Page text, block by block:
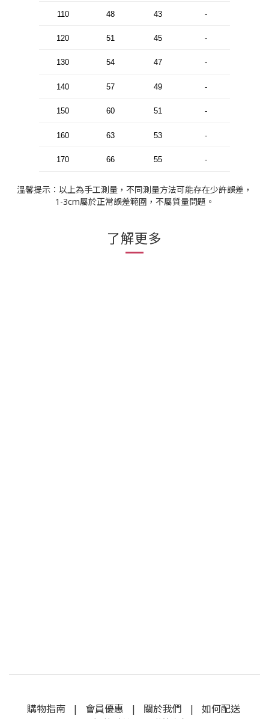
110 48 43 -
120 51 45 -
130 54 47 -
140 57 49 -
150 60 51 -
160 63 53 -
170 66 55 -
溫馨提示：以上為手工測量，不同測量方法可能存在少許誤差，
1-3cm屬於正常誤差範圍，不屬質量問題。
了解更多
購物指南| 會員優惠 | 關於我們 | 如何配送